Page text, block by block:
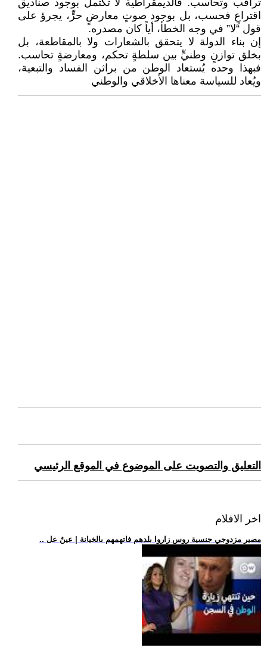
تراقب وتحاسب. فالديمقراطية لا تكتمل بوجود صناديق
اقتراعٍ فحسب، بل بوجود صوتٍ معارضٍ حرٍّ، يجرؤ على
قول “لا” في وجه الخطأ، أياً كان مصدره.
إن بناء الدولة لا يتحقق بالشعارات ولا بالمقاطعة، بل
بخلق توازنٍ وطنيٍّ بين سلطةٍ تحكم، ومعارضةٍ تحاسب.
فبهذا وحده يُستعاد الوطن من براثن الفساد والتبعية،
ويُعاد للسياسة معناها الأخلاقي والوطني
التعليق والتصويت على الموضوع في الموقع الرئيسي
اخر الافلام
.. مصير مزدوجي جنسية روس زاروا بلدهم فاتهمهم بالخيانة | عينٌ عل